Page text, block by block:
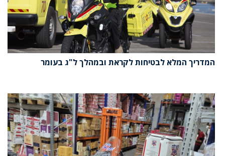
המדריך המלא לבטיחות לקראת ובמהלך ל"ג בעומר